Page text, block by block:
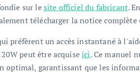
sur lesite officiel du fabricant.
télécharger la notice complète
préfèrent un accès instantané à
peut être acquiseici. Ce manuel
optimal, garantissant que les